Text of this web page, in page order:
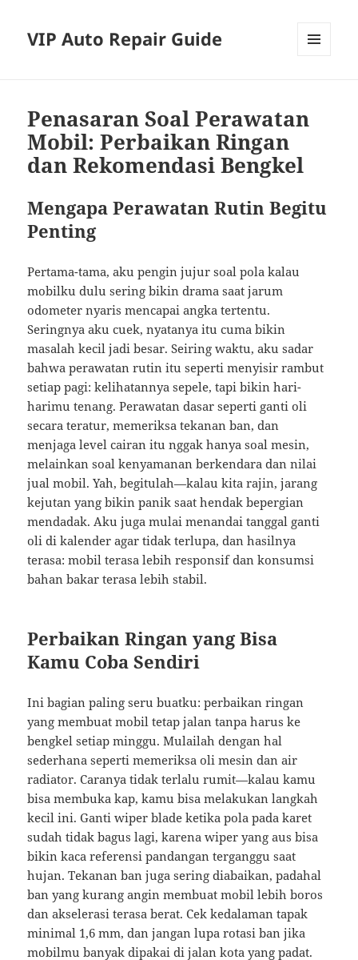
VIP Auto Repair Guide
Penasaran Soal Perawatan
Mobil: Perbaikan Ringan
dan Rekomendasi Bengkel
Mengapa Perawatan Rutin Begitu
Penting
Pertama-tama, aku pengin jujur soal pola kalau
mobilku dulu sering bikin drama saat jarum
odometer nyaris mencapai angka tertentu.
Seringnya aku cuek, nyatanya itu cuma bikin
masalah kecil jadi besar. Seiring waktu, aku sadar
bahwa perawatan rutin itu seperti menyisir rambut
setiap pagi: kelihatannya sepele, tapi bikin hari-
harimu tenang. Perawatan dasar seperti ganti oli
secara teratur, memeriksa tekanan ban, dan
menjaga level cairan itu nggak hanya soal mesin,
melainkan soal kenyamanan berkendara dan nilai
jual mobil. Yah, begitulah—kalau kita rajin, jarang
kejutan yang bikin panik saat hendak bepergian
mendadak. Aku juga mulai menandai tanggal ganti
oli di kalender agar tidak terlupa, dan hasilnya
terasa: mobil terasa lebih responsif dan konsumsi
bahan bakar terasa lebih stabil.
Perbaikan Ringan yang Bisa
Kamu Coba Sendiri
Ini bagian paling seru buatku: perbaikan ringan
yang membuat mobil tetap jalan tanpa harus ke
bengkel setiap minggu. Mulailah dengan hal
sederhana seperti memeriksa oli mesin dan air
radiator. Caranya tidak terlalu rumit—kalau kamu
bisa membuka kap, kamu bisa melakukan langkah
kecil ini. Ganti wiper blade ketika pola pada karet
sudah tidak bagus lagi, karena wiper yang aus bisa
bikin kaca referensi pandangan terganggu saat
hujan. Tekanan ban juga sering diabaikan, padahal
ban yang kurang angin membuat mobil lebih boros
dan akselerasi terasa berat. Cek kedalaman tapak
minimal 1,6 mm, dan jangan lupa rotasi ban jika
mobilmu banyak dipakai di jalan kota yang padat.